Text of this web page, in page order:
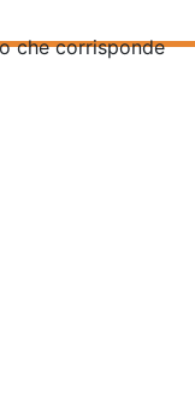
che corrisponde